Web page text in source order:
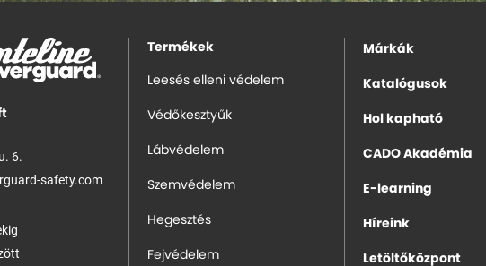
6.
safety.com
Termékek
Leesés elleni védelem
Védőkesztyűk
Lábvédelem
Szemvédelem
Hegesztés
Fejvédelem
Márkák
Katalógusok
Hol kapható
CADO Akadémia
E-learning
Híreink
Letöltőközpont